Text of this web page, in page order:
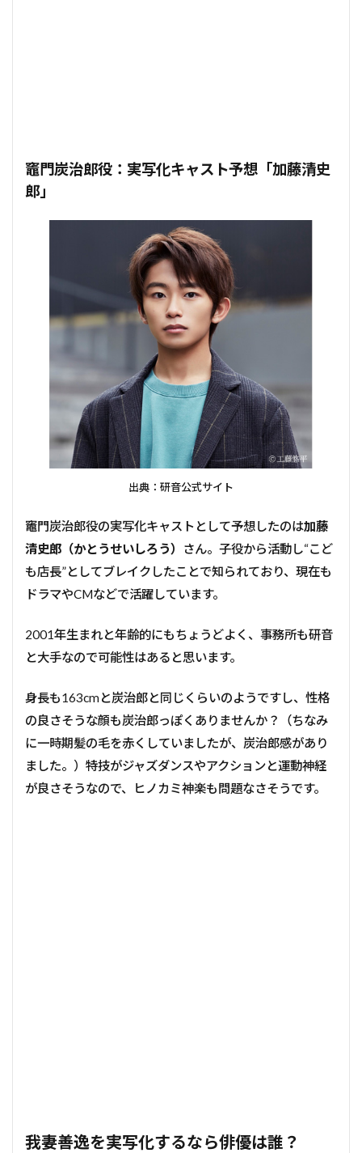
竈門炭治郎役：実写化キャスト予想「加藤清史
郎」
出典：研音公式サイト
竈門炭治郎役の実写化キャストとして予想したのは加藤
清史郎（かとうせいしろう）
さん。子役から活動し“こど
も店長”としてブレイクしたことで知られており、現在も
ドラマやCMなどで活躍しています。
2001年生まれと年齢的にもちょうどよく、事務所も研音
と大手なので可能性はあると思います。
身長も163cmと炭治郎と同じくらいのようですし、性格
の良さそうな顔も炭治郎っぽくありませんか？（ちなみ
に一時期髪の毛を赤くしていましたが、炭治郎感があり
ました。）特技がジャズダンスやアクションと運動神経
が良さそうなので、ヒノカミ神楽も問題なさそうです。
我妻善逸を実写化するなら俳優は誰？